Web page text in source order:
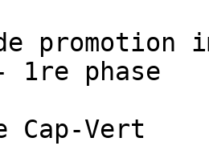
promotion
1re phase
Cap-Vert